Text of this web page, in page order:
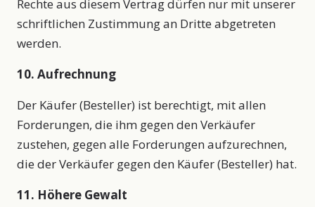
Rechte aus diesem Vertrag dürfen nur mit unserer
schriftlichen Zustimmung an Dritte abgetreten
werden.
10. Aufrechnung
Der Käufer (Besteller) ist berechtigt, mit allen
Forderungen, die ihm gegen den Verkäufer
zustehen, gegen alle Forderungen aufzurechnen,
die der Verkäufer gegen den Käufer (Besteller) hat.
11. Höhere Gewalt